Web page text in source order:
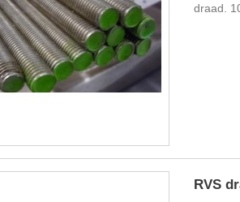
draad.
RVS